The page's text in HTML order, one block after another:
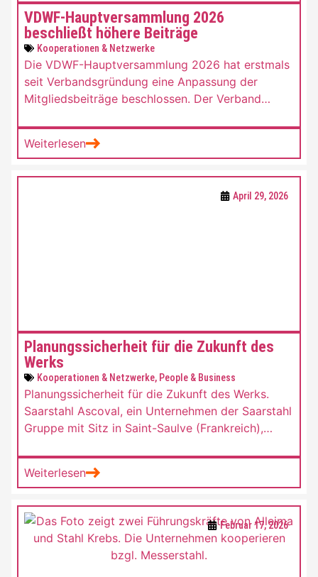
VDWF-Hauptversammlung 2026
beschließt höhere Beiträge
Kooperationen & Netzwerke
Die VDWF-Hauptversammlung 2026 hat erstmals
seit Verbandsgründung eine Anpassung der
Mitgliedsbeiträge beschlossen. Der Verband
Herausforderungen und den steigenden Aufwand
für Branchenkommunikation und
Weiterlesen
April 29, 2026
Planungssicherheit für die Zukunft des
Werks
Kooperationen & Netzwerke, People & Business
Planungssicherheit für die Zukunft des Werks.
Saarstahl Ascoval, ein Unternehmen der Saarstahl
Gruppe mit Sitz in Saint-Saulve (Frankreich),
Mannesmann Precision Tubes (Mülheim an der
Ruhr, Deutschland) über die Lieferung von
Automobil- und Industriebereich.
Weiterlesen
Februar 17, 2026